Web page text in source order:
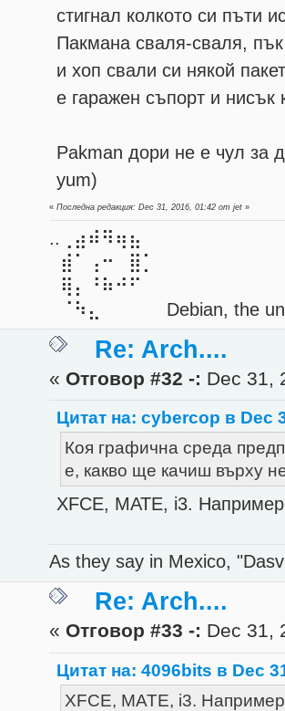
стигнал колкото си пъти
Пакмана сваля-сваля,
и хоп свали си някой
е гаражен съпорт и нисък
Pakman дори не е чул за
yum)
«Последна редакция: Dec 31, 2016, 01:42 от jet »
..⢀⣴⠾⠻⢶⣦⠀
⣾⠁⢠⠒⠀⣿⡁
⢿⡄⠘⠷⠚⠋
⠈⠳⣄⠀⠀⠀⠀ Debian, the
Re: Arch....
« Отговор #32 -: Dec 31,
Цитат на: cybercop в Dec
Коя графична среда
е, какво ще качиш върху
XFCE, MATE, i3.
As they say in Mexico,
Re: Arch....
« Отговор #33 -: Dec 31,
Цитат на: 4096bits в Dec
XFCE, MATE, i3.